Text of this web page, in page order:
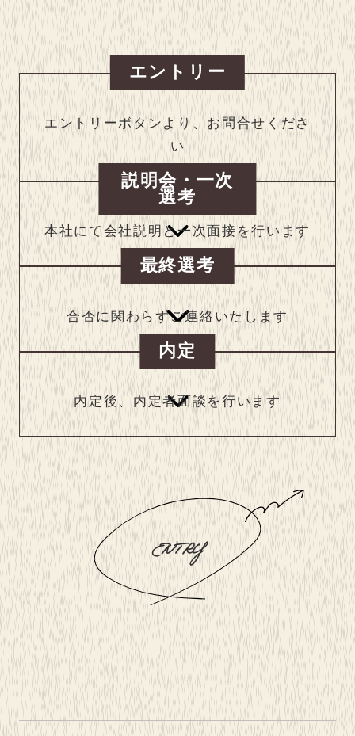
エントリー
エントリーボタンより、お問合せくださ
い
説明会・一次
選考
本社にて会社説明と一次面接を行います
最終選考
合否に関わらずご連絡いたします
内定
内定後、内定者面談を行います
ENTRY